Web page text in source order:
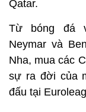
Qatar.
Từ bóng đá
Neymar và
Nha, mua các
sự ra đời của
đấu tại